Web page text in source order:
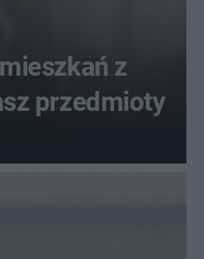
z
przedmioty